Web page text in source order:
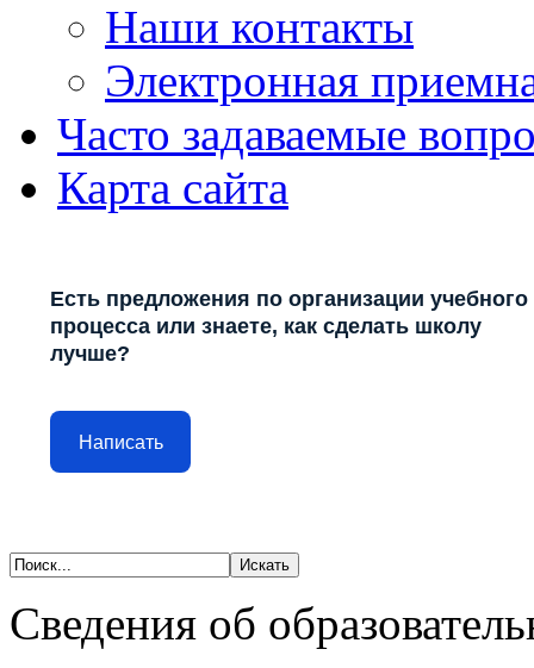
Наши контакты
Электронная
Часто задаваемые
Карта сайта
Есть предложения по организации учебного
процесса или знаете, как сделать школу
лучше?
Написать
Сведения об